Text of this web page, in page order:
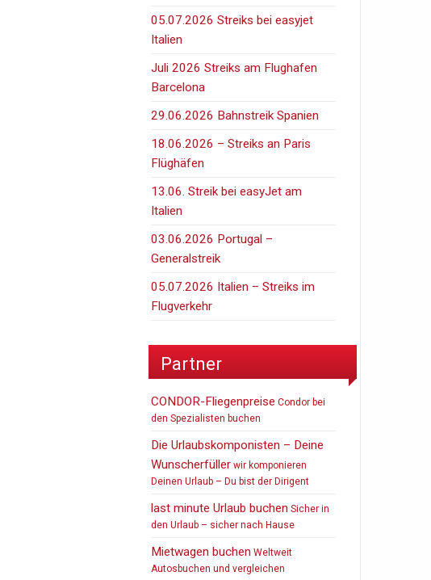
05.07.2026 Streiks bei easyjet
Italien
Juli 2026 Streiks am Flughafen
Barcelona
29.06.2026 Bahnstreik Spanien
18.06.2026 – Streiks an Paris
Flüghäfen
13.06. Streik bei easyJet am
Italien
03.06.2026 Portugal –
Generalstreik
05.07.2026 Italien – Streiks im
Flugverkehr
Partner
CONDOR-Fliegenpreise Condor bei
den Spezialisten buchen
Die Urlaubskomponisten – Deine
Wunscherfüller wir komponieren
Deinen Urlaub – Du bist der Dirigent
last minute Urlaub buchen Sicher in
den Urlaub – sicher nach Hause
Mietwagen buchen Weltweit
Autosbuchen und vergleichen